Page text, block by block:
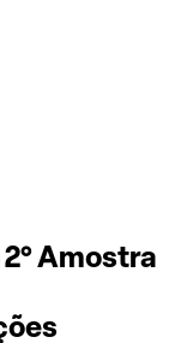
Amostra